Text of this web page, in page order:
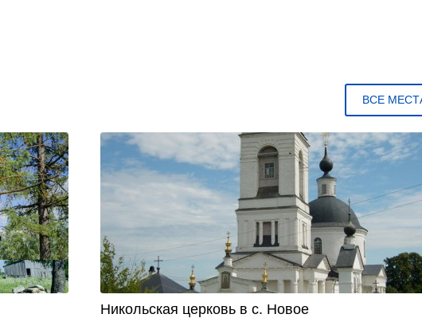
ВСЕ
Никольская церковь в с. Новое